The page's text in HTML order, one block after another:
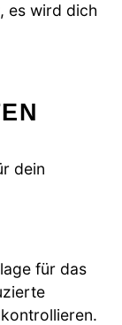
es wird dich
dein
für das